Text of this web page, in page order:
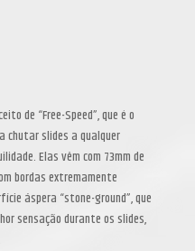
de “Free-Speed”, que é o
chutar slides a qualquer
Elas vêm com 73mm de
bordas extremamente
áspera “stone-ground”, que
sensação durante os slides,